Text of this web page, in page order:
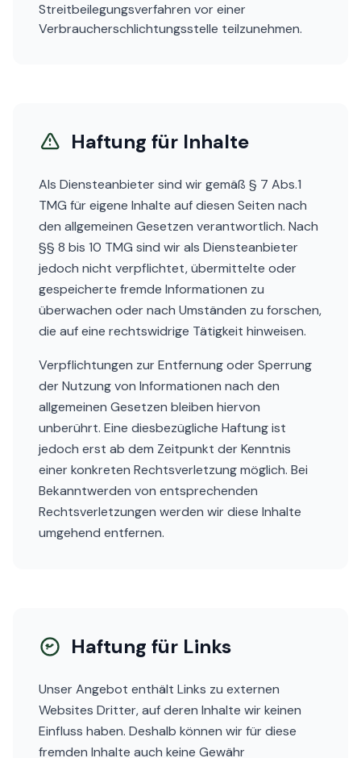
Streitbeilegungsverfahren vor einer
Verbraucherschlichtungsstelle teilzunehmen.
Haftung für Inhalte
Als Diensteanbieter sind wir gemäß § 7 Abs.1
TMG für eigene Inhalte auf diesen Seiten nach
den allgemeinen Gesetzen verantwortlich. Nach
§§ 8 bis 10 TMG sind wir als Diensteanbieter
jedoch nicht verpflichtet, übermittelte oder
gespeicherte fremde Informationen zu
überwachen oder nach Umständen zu forschen,
die auf eine rechtswidrige Tätigkeit hinweisen.
Verpflichtungen zur Entfernung oder Sperrung
der Nutzung von Informationen nach den
allgemeinen Gesetzen bleiben hiervon
unberührt. Eine diesbezügliche Haftung ist
jedoch erst ab dem Zeitpunkt der Kenntnis
einer konkreten Rechtsverletzung möglich. Bei
Bekanntwerden von entsprechenden
Rechtsverletzungen werden wir diese Inhalte
umgehend entfernen.
Haftung für Links
Unser Angebot enthält Links zu externen
Websites Dritter, auf deren Inhalte wir keinen
Einfluss haben. Deshalb können wir für diese
fremden Inhalte auch keine Gewähr